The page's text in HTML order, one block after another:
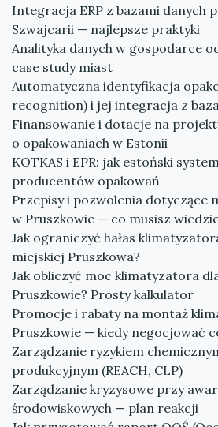
Integracja ERP z bazami danych
Szwajcarii — najlepsze praktyki
Analityka danych w gospodarce
case study miast
Automatyczna identyfikacja
recognition) i jej integracja z
Finansowanie i dotacje na
o opakowaniach w Estonii
KOTKAS i EPR: jak estoński
producentów opakowań
Przepisy i pozwolenia dotyczące
w Pruszkowie — co musisz
Jak ograniczyć hałas
miejskiej Pruszkowa?
Jak obliczyć moc klimatyzatora
Pruszkowie? Prosty kalkulator
Promocje i rabaty na montaż
Pruszkowie — kiedy negocjować
Zarządzanie ryzykiem
produkcyjnym (REACH, CLP)
Zarządzanie kryzysowe przy
środowiskowych — plan reakcji